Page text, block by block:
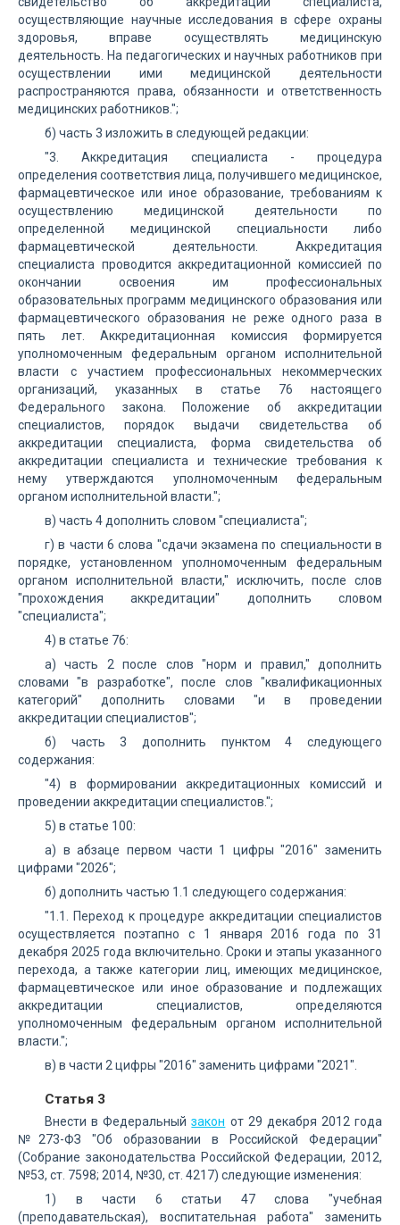
осуществляющие научные исследования в сфере охраны
здоровья, вправе осуществлять медицинскую
деятельность. На педагогических и научных работников при
осуществлении ими медицинской деятельности
распространяются права, обязанности и ответственность
медицинских работников.";
б) часть 3 изложить в следующей редакции:
"3. Аккредитация специалиста - процедура
определения соответствия лица, получившего медицинское,
фармацевтическое или иное образование, требованиям к
осуществлению медицинской деятельности по
определенной медицинской специальности либо
фармацевтической деятельности. Аккредитация
специалиста проводится аккредитационной комиссией по
окончании освоения им профессиональных
образовательных программ медицинского образования или
фармацевтического образования не реже одного раза в
пять лет. Аккредитационная комиссия формируется
уполномоченным федеральным органом исполнительной
власти с участием профессиональных некоммерческих
организаций, указанных в статье 76 настоящего
Федерального закона. Положение об аккредитации
специалистов, порядок выдачи свидетельства об
аккредитации специалиста, форма свидетельства об
аккредитации специалиста и технические требования к
нему утверждаются уполномоченным федеральным
органом исполнительной власти.";
в) часть 4 дополнить словом "специалиста";
г) в части 6 слова "сдачи экзамена по специальности в
порядке, установленном уполномоченным федеральным
органом исполнительной власти," исключить, после слов
"прохождения аккредитации" дополнить словом
"специалиста";
4) в статье 76:
а) часть 2 после слов "норм и правил," дополнить
словами "в разработке", после слов "квалификационных
категорий" дополнить словами "и в проведении
аккредитации специалистов";
б) часть 3 дополнить пунктом 4 следующего
содержания:
"4) в формировании аккредитационных комиссий и
проведении аккредитации специалистов.";
5) в статье 100:
а) в абзаце первом части 1 цифры "2016" заменить
цифрами "2026";
б) дополнить частью 1.1 следующего содержания:
"1.1. Переход к процедуре аккредитации специалистов
осуществляется поэтапно с 1 января 2016 года по 31
декабря 2025 года включительно. Сроки и этапы указанного
перехода, а также категории лиц, имеющих медицинское,
фармацевтическое или иное образование и подлежащих
аккредитации специалистов, определяются
уполномоченным федеральным органом исполнительной
власти.";
в) в части 2 цифры "2016" заменить цифрами "2021".
Статья 3
Внести в Федеральныйзакон от 29 декабря 2012 года
№273-ФЗ "Об образовании в Российской Федерации"
(Собрание законодательства Российской Федерации, 2012,
№53, ст. 7598; 2014, №30, ст. 4217) следующие изменения:
1) в части 6 статьи 47 слова "учебная
(преподавательская), воспитательная работа" заменить